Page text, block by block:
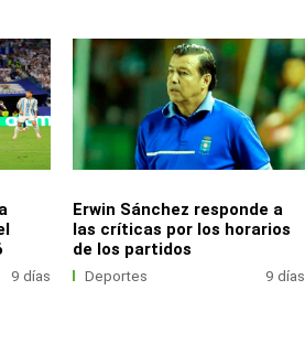
9 días
Erwin Sánchez responde a
las críticas por los horarios
de los partidos
Deportes 9 días